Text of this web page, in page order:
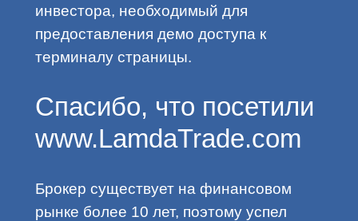
инвестора, необходимый для
предоставления демо доступа к
терминалу страницы.
Спасибо, что посетили
www.LamdaTrade.com
Брокер существует на финансовом
рынке более 10 лет, поэтому успел